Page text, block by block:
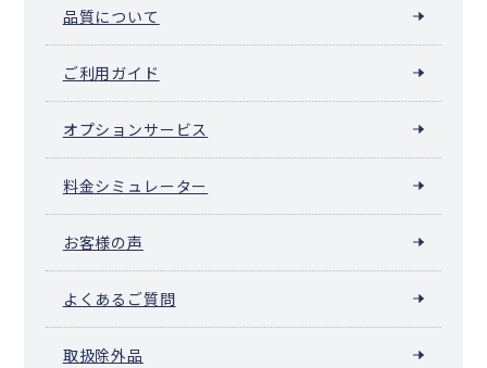
品質について
ご利用ガイド
オプションサービス
料金シミュレーター
お客様の声
よくあるご質問
取扱除外品